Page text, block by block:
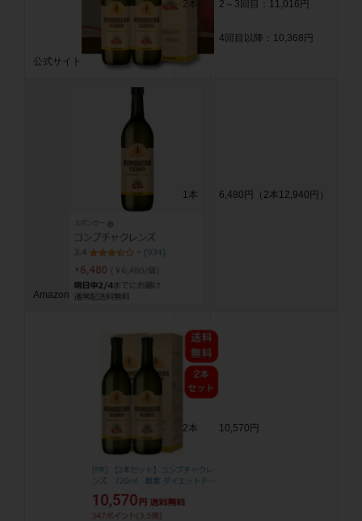
公式サイト
2本 2～3回目：11,016円
4回目以降：10,368円
Amazon
1本 6,480円（2本12,940円）
2本 10,570円